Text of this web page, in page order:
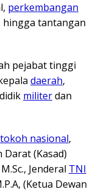
perkembangan
hingga tantangan
pejabat tinggi
daerah,
militerdan
tokoh nasional,
(Kasad)
Jenderal TNI
(Ketua Dewan